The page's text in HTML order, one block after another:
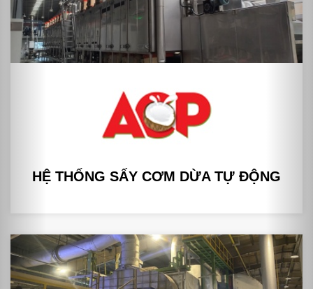
HỆ THỐNG SẤY CƠM DỪA TỰ ĐỘNG